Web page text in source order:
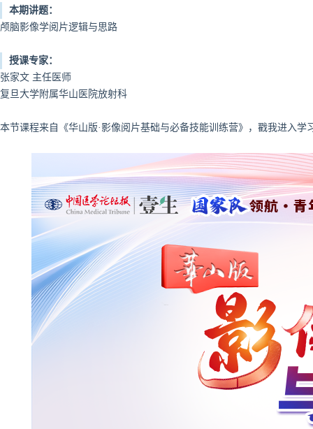
本期讲题：
颅脑影像学阅片逻辑与思路
授课专家：
张家文 主任医师
复旦大学附属华山医院放射科
本节课程来自《华山版·影像阅片基础与必备技能训练营》，戳我进入学